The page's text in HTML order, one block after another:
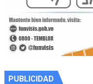
PUBLICIDAD